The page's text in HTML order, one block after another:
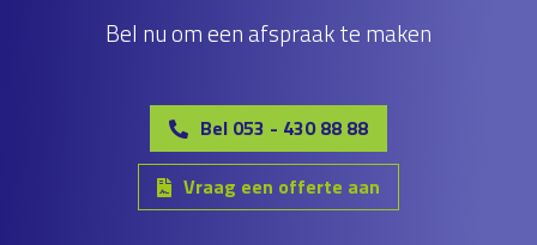
Bel nu om een afspraak te maken
Bel 053 - 430 88 88
Vraag een offerte aan